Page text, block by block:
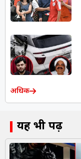
अधिक
यह भी पढ़ें